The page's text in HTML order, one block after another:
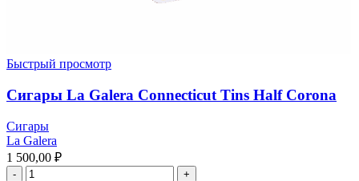
Быстрый просмотр
Сигары La Galera Connecticut Tins Half Corona
Сигары
La Galera
1 500,00 ₽